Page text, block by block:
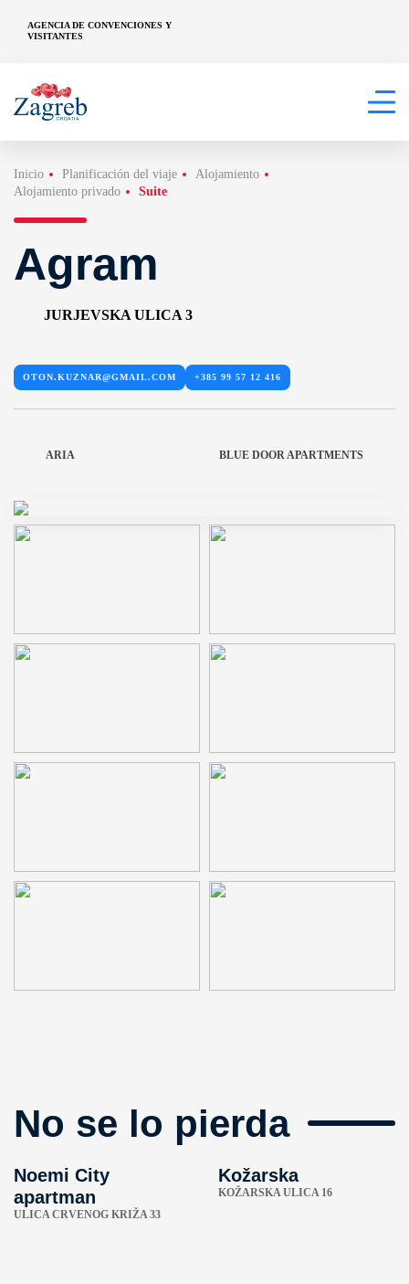
AGENCIA DE CONVENCIONES Y
VISITANTES
Inicio Planificación del viaje
Alojamiento
Alojamiento privado
Suite
Agram
JURJEVSKA ULICA 3
OTON.KUZNAR@GMAIL.COM +385 99 57 12 416
ARIA BLUE DOOR APARTMENTS
No se lo pierda
Noemi City
apartman
ULICA CRVENOG KRIŽA 33
Kožarska
KOŽARSKA ULICA 16